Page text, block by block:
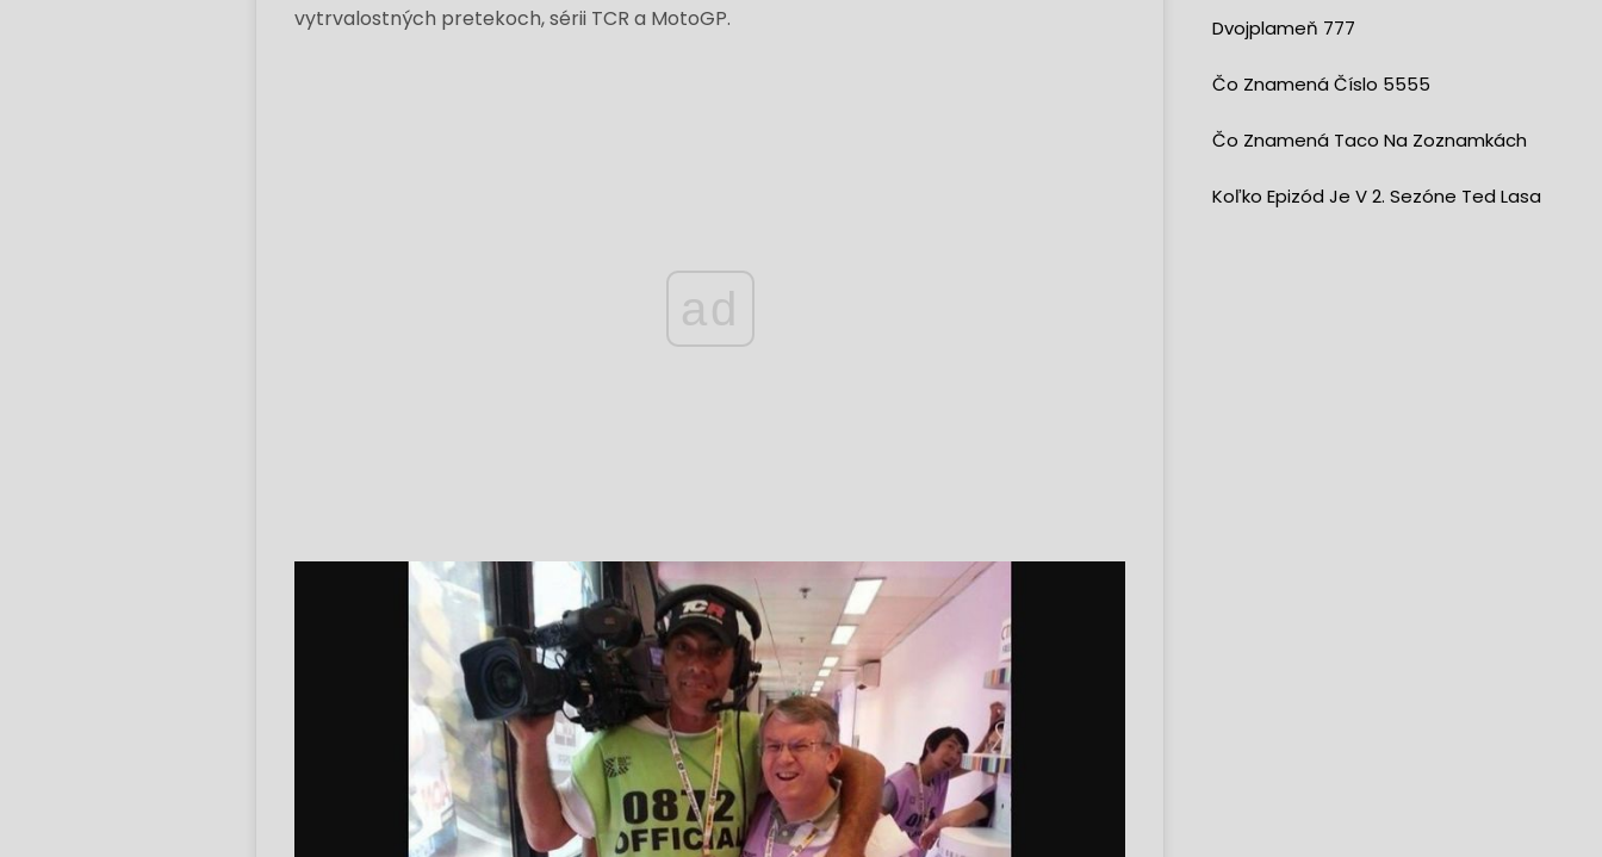
vytrvalostných pretekoch, sérii TCR a MotoGP.
ad
Dvojplameň 777
Čo Znamená Číslo 5555
Čo Znamená Taco Na Zoznamkách
Koľko Epizód Je V 2. Sezóne Ted Lasa